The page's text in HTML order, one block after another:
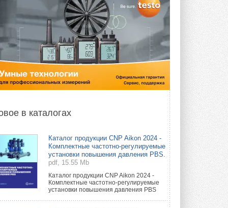
в каталогах
Каталог продукции CNP Aikon 2024 -
Комплектные частотно-регулируемые
установки повышения давления PBS.
pdf, 15.55 Mb
Каталог продукции CNP Aikon 2024 -
Комплектные частотно-регулируемые
установки повышения давления PBS